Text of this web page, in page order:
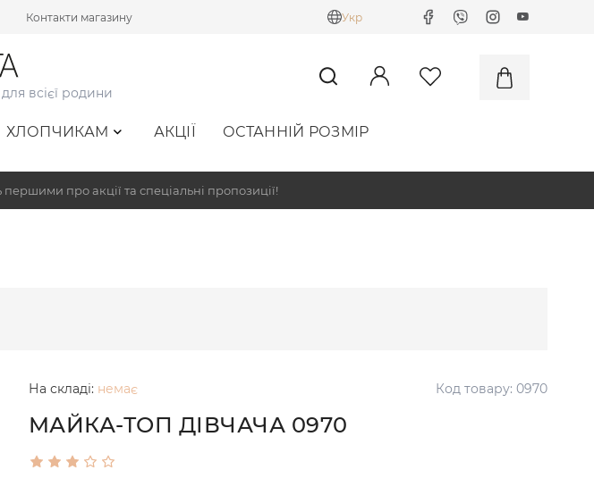
Контакти магазину Укр
всієї родини
ХЛОПЧИКАМ АКЦІЇ ОСТАННІЙ РОЗМІР
першими про акції та спеціальні пропозиції!
На складі: немає Код товару: 0970
МАЙКА-ТОП ДІВЧАЧА 0970